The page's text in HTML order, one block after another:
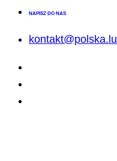
NAPISZ DO NAS
kontakt@polska.lu